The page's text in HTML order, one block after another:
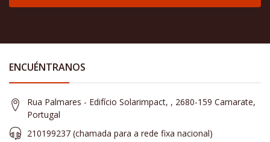
ENCUÉNTRANOS
Rua Palmares - Edifício Solarimpact, , 2680-159 Camarate,
Portugal
210199237 (​chamada para a rede fixa nacional)